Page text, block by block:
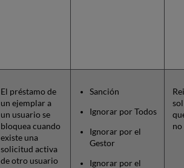
El préstamo de
un ejemplar a
un usuario se
bloquea cuando
existe una
solicitud activa
de otro usuario
Sanción
Ignorar por Todos
Ignorar por el
Gestor
Ignorar por el
no